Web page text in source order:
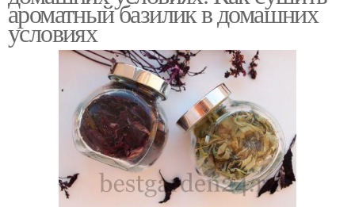
ароматный базилик в домашних
условиях